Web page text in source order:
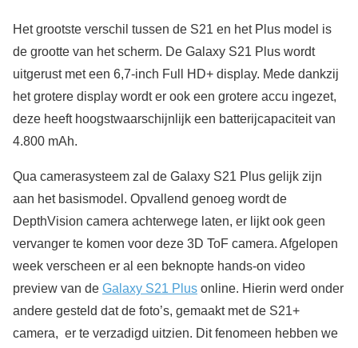
Het grootste verschil tussen de S21 en het Plus model is
de grootte van het scherm. De Galaxy S21 Plus wordt
uitgerust met een 6,7-inch Full HD+ display. Mede dankzij
het grotere display wordt er ook een grotere accu ingezet,
deze heeft hoogstwaarschijnlijk een batterijcapaciteit van
4.800 mAh.
Qua camerasysteem zal de Galaxy S21 Plus gelijk zijn
aan het basismodel. Opvallend genoeg wordt de
DepthVision camera achterwege laten, er lijkt ook geen
vervanger te komen voor deze 3D ToF camera. Afgelopen
week verscheen er al een beknopte hands-on video
preview van de Galaxy S21 Plus online. Hierin werd onder
andere gesteld dat de foto’s, gemaakt met de S21+
camera, er te verzadigd uitzien. Dit fenomeen hebben we